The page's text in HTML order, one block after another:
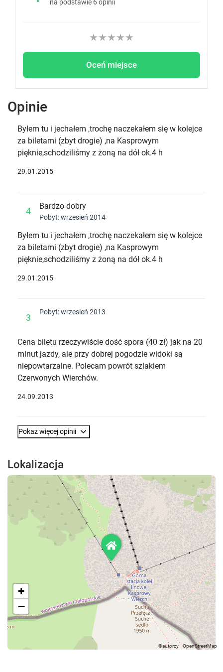
na podstawie 6opinii
★
★
★
★
★
Oceń miejsce
Opinie
Byłem tu i jechałem ,trochę naczekałem się w kolejce
za biletami (zbyt drogie) ,na Kasprowym
pięknie,schodziliśmy z żoną na dół ok.4 h
29.01.2015
4 Bardzo dobry
Pobyt: wrzesień 2014
Byłem tu i jechałem ,trochę naczekałem się w kolejce
za biletami (zbyt drogie) ,na Kasprowym
pięknie,schodziliśmy z żoną na dół ok.4 h
29.01.2015
3
Pobyt: wrzesień 2013
Cena biletu rzeczywiście dość spora (40 zł) jak na 20
minut jazdy, ale przy dobrej pogodzie widoki są
niepowtarzalne. Polecam powrót szlakiem
Czerwonych Wierchów.
24.09.2013
Pokaż więcej opinii
Lokalizacja
+
−